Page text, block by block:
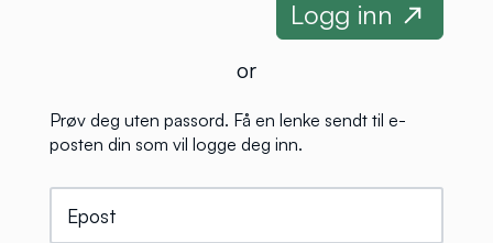
or
Prøv deg uten passord. Få en lenke sendt til e-
posten din som vil logge deg inn.